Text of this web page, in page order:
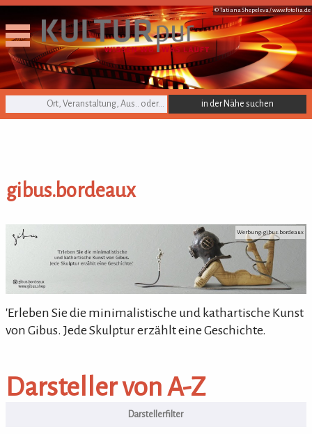
© Tatiana Shepeleva /www.fotolia.de
KULTURpur Suche
gibus.bordeaux
gibus.bordeaux Werbung: gibus.bordeaux
'Erleben Sie die minimalistische und kathartische Kunst
von Gibus. Jede Skulptur erzählt eine Geschichte.
Darsteller von A-Z
Darsteller von A-Z